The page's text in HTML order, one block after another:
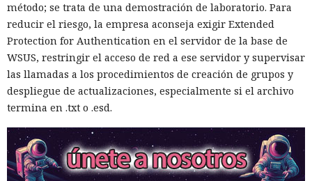
método; se trata de una demostración de laboratorio. Para
reducir el riesgo, la empresa aconseja exigir Extended
Protection for Authentication en el servidor de la base de
WSUS, restringir el acceso de red a ese servidor y supervisar
las llamadas a los procedimientos de creación de grupos y
despliegue de actualizaciones, especialmente si el archivo
termina en .txt o .esd.